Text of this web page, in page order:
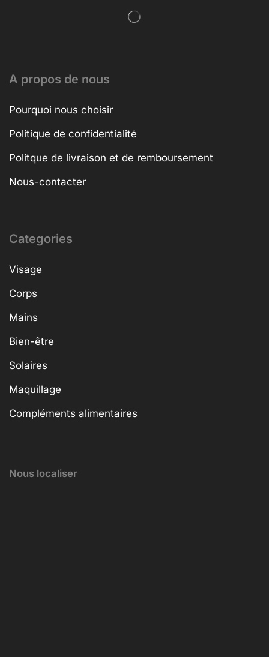
A propos de nous
Pourquoi nous choisir
Politique de confidentialité
Politque de livraison et de remboursement
Nous-contacter
Categories
Visage
Corps
Mains
Bien-être
Solaires
Maquillage
Compléments alimentaires
Nous localiser